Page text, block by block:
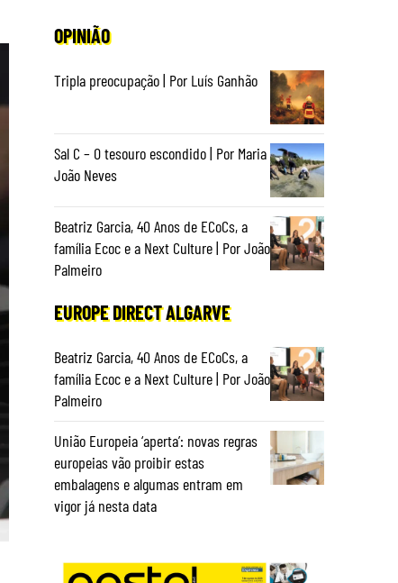
OPINIÃO
Tripla preocupação | Por Luís Ganhão
Sal C – O tesouro escondido | Por Maria
João Neves
Beatriz Garcia, 40 Anos de ECoCs, a
família Ecoc e a Next Culture | Por João
Palmeiro
EUROPE DIRECT ALGARVE
Beatriz Garcia, 40 Anos de ECoCs, a
família Ecoc e a Next Culture | Por João
Palmeiro
União Europeia ‘aperta’: novas regras
europeias vão proibir estas
embalagens e algumas entram em
vigor já nesta data